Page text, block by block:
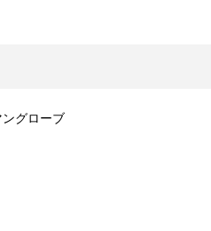
ングローブ